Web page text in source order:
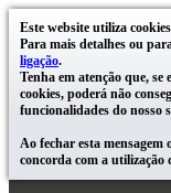
Este website utiliza
Para mais detalhes ou
ligação.
Tenha em atenção que,
cookies, poderá não
funcionalidades do nosso
Ao fechar esta mensagem
concorda com a utilização